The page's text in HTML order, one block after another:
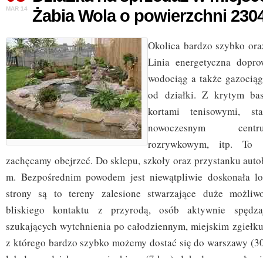
MAR 14
Żabia Wola o powierzchni
Okolica bardzo szybko
Linia energetyczna
wodociąg a także
od działki. Z krytym
kortami tenisowymi,
nowoczesnym
rozrywkowym, itp. To
zachęcamy obejrzeć. Do sklepu, szkoły oraz przystanku
m. Bezpośrednim powodem jest niewątpliwie doskonała
strony są to tereny zalesione stwarzające duże
bliskiego kontaktu z przyrodą, osób aktywnie
szukających wytchnienia po całodziennym, miejskim
z którego bardzo szybko możemy dostać się do warszawy